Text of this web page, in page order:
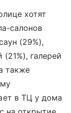
хотят
салонов
(29%),
галерей
также
в ТЦ у дома